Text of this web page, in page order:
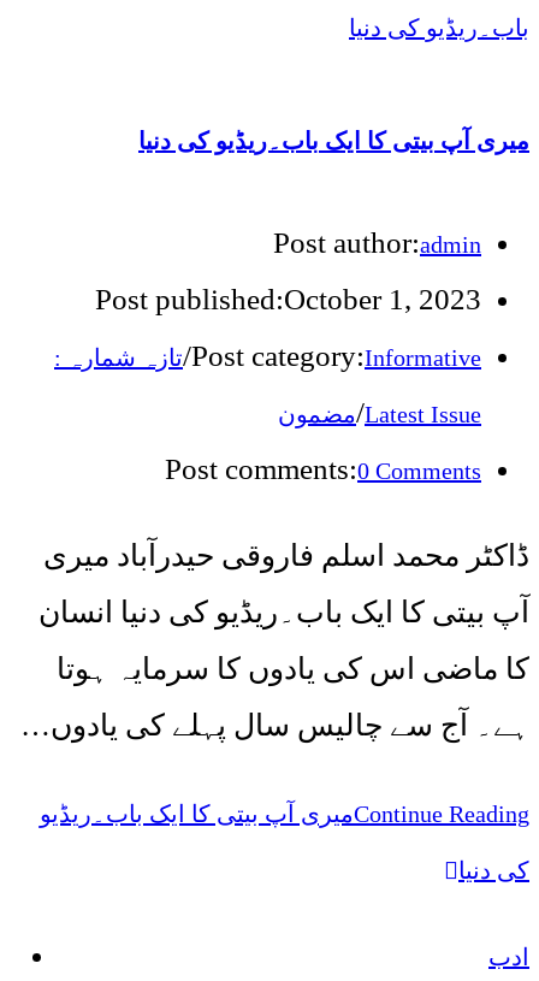
میری آپ بیتی کا ایک باب۔ریڈیو کی دنیا
Post author:admin
Post published:October 1, 2023
Post category:Informative
/تازہ شمارہ :
Latest Issue
/مضمون
Post comments:0 Comments
ڈاکٹر محمد اسلم فاروقی حیدرآباد میری
آپ بیتی کا ایک باب۔ریڈیو کی دنیا انسان
کا ماضی اس کی یادوں کا سرمایہ ہوتا
ہے۔ آج سے چالیس سال پہلے کی یادوں…
Continue Readingمیری آپ بیتی کا ایک باب۔ریڈیو
کی دنیا
ادب